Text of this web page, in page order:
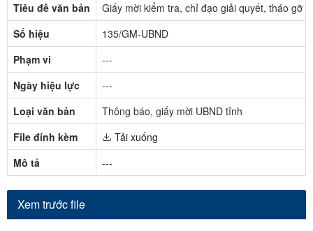
Tiêu đề văn bản
Giấy mời kiểm tra, chỉ đạo giải quyết, tháo gỡ
Số hiệu
135/GM-UBND
Phạm vi
---
Ngày hiệu lực
---
Loại văn bản
Thông báo, giấy mời UBND tỉnh
File đính kèm
Tải xuống
Mô tả
---
Xem trước file